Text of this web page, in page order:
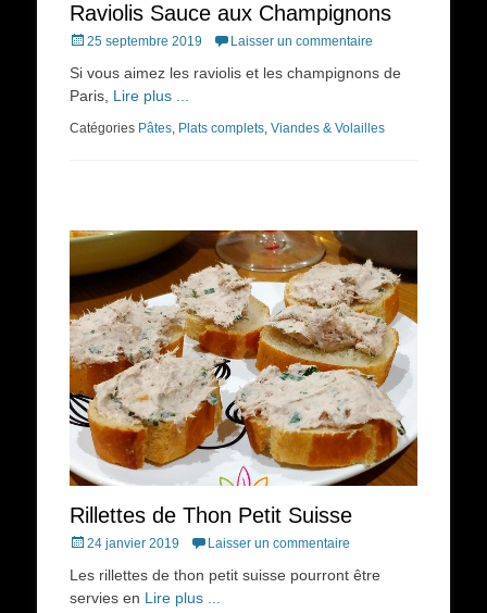
Raviolis Sauce aux Champignons
Posted
25 septembre 2019 Laisser un commentaire
Si vous aimez les raviolis et les champignons de
Paris, Lire plus ...
Catégories Pâtes, Plats complets, Viandes & Volailles
Rillettes de Thon Petit Suisse
Posted
24 janvier 2019 Laisser un commentaire
Les rillettes de thon petit suisse pourront être
servies en Lire plus ...